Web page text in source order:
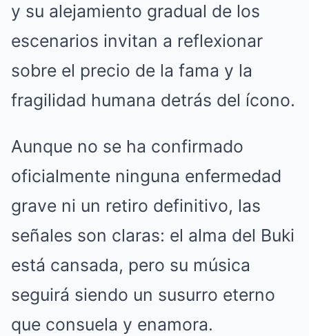
y su alejamiento gradual de los
escenarios invitan a reflexionar
sobre el precio de la fama y la
fragilidad humana detrás del ícono.
Aunque no se ha confirmado
oficialmente ninguna enfermedad
grave ni un retiro definitivo, las
señales son claras: el alma del Buki
está cansada, pero su música
seguirá siendo un susurro eterno
que consuela y enamora.